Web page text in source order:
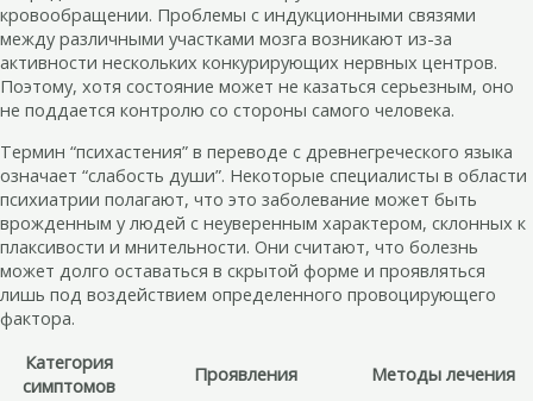
кровообращении. Проблемы с индукционными связями
между различными участками мозга возникают из-за
активности нескольких конкурирующих нервных центров.
Поэтому, хотя состояние может не казаться серьезным, оно
не поддается контролю со стороны самого человека.
Термин “психастения” в переводе с древнегреческого языка
означает “слабость души”. Некоторые специалисты в области
психиатрии полагают, что это заболевание может быть
врожденным у людей с неуверенным характером, склонных к
плаксивости и мнительности. Они считают, что болезнь
может долго оставаться в скрытой форме и проявляться
лишь под воздействием определенного провоцирующего
фактора.
Категория
симптомов
Проявления Методы лечения